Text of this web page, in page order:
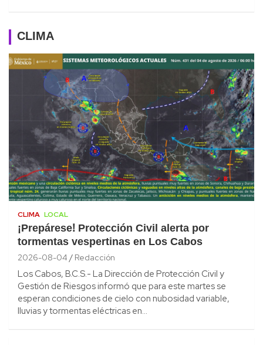
CLIMA
CLIMA LOCAL
¡Prepárese! Protección Civil alerta por
tormentas vespertinas en Los Cabos
2026-08-04 Redacción
Los Cabos, B.C.S.- La Dirección de Protección Civil y
Gestión de Riesgos informó que para este martes se
esperan condiciones de cielo con nubosidad variable,
lluvias y tormentas eléctricas en…